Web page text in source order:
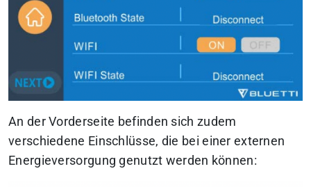
An der Vorderseite befinden sich zudem
verschiedene Einschlüsse, die bei einer externen
Energieversorgung genutzt werden können: